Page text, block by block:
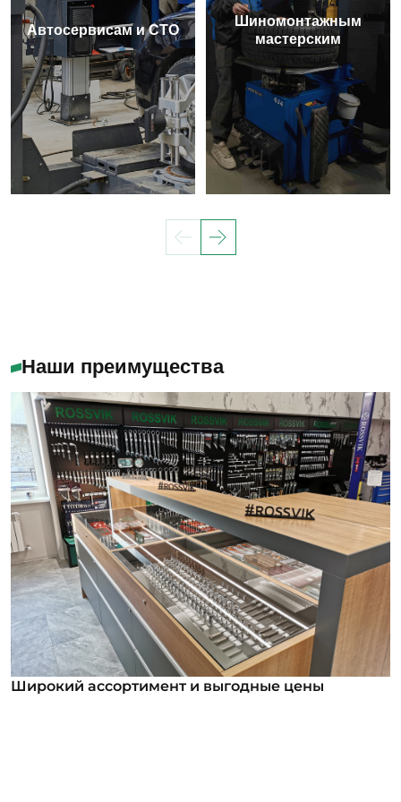
Автосервисам и СТО
Шиномонтажным
мастерским
Наши преимущества
Широкий ассортимент и выгодные цены